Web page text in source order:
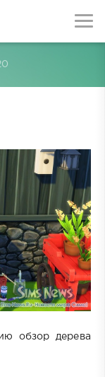
обзор дерева